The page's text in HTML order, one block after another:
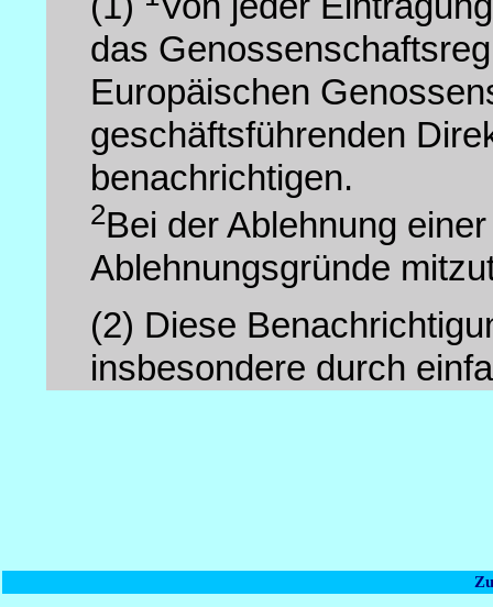
das
Europäischen
geschäftsführenden
benachrichtigen.
2Bei der Ablehnung
Ablehnungsgründe
(2) Diese
insbesondere durch